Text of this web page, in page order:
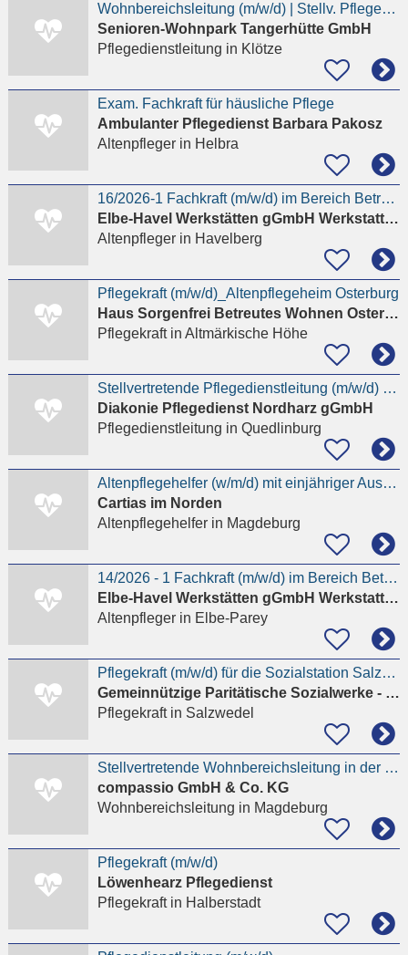
Wohnbereichsleitung (m/w/d) | Stellv. Pflegedienstleitung | 13. Gehalt
Senioren-Wohnpark Tangerhütte GmbH
Pflegedienstleitung in Klötze
Exam. Fachkraft für häusliche Pflege
Ambulanter Pflegedienst Barbara Pakosz
Altenpflegerin Helbra
16/2026-1 Fachkraft (m/w/d) im Bereich Betreuung (30 h/ Woche) Wohnheim/ BW Havelb. - ab 01.01.2027
Elbe-Havel Werkstätten gGmbH Werkstatt für behinderte Menschen
Altenpflegerin Havelberg
Pflegekraft (m/w/d)_Altenpflegeheim Osterburg
Haus Sorgenfrei Betreutes Wohnen Osterburg
Pflegekraftin Altmärkische Höhe
Stellvertretende Pflegedienstleitung (m/w/d) im ambulanten Pflegedienst
Diakonie Pflegedienst Nordharz gGmbH
Pflegedienstleitung in Quedlinburg
Altenpflegehelfer (w/m/d) mit einjähriger Ausbildung
Cartias im Norden
Altenpflegehelferin Magdeburg
14/2026 - 1 Fachkraft (m/w/d) im Bereich Betreuung (35 h/ Woche) Wohnheim Genthin - ab 01.09.2026
Elbe-Havel Werkstätten gGmbH Werkstatt für behinderte Menschen
Altenpflegerin Elbe-Parey
Pflegekraft (m/w/d) für die Sozialstation Salzwedel
Gemeinnützige Paritätische Sozialwerke - PSW GmbH
Pflegekraftin Salzwedel
Stellvertretende Wohnbereichsleitung in der Seniorenresidenz Magdeburg m/w/d
compassio GmbH & Co. KG
Wohnbereichsleitung in Magdeburg
Pflegekraft (m/w/d)
Löwenhearz Pflegedienst
Pflegekraftin Halberstadt